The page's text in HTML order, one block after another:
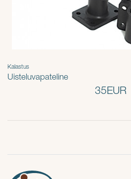
Kalastus
Uisteluvapateline
35EUR